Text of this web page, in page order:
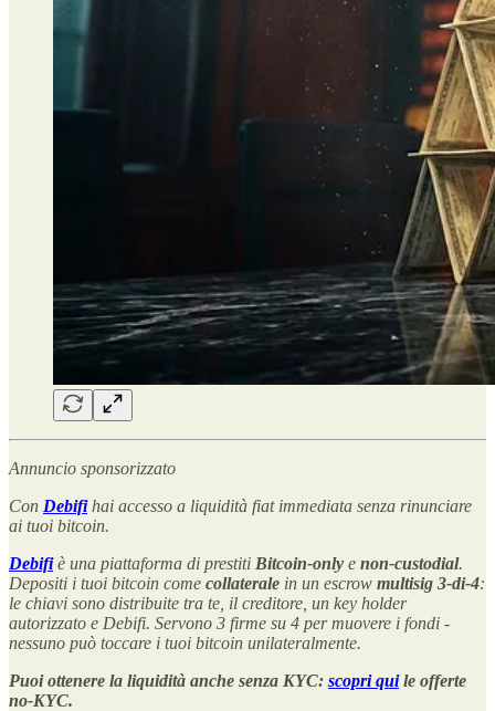
Annuncio sponsorizzato
Con Debifihai accesso a liquidità fiat immediata senza rinunciare
ai tuoi bitcoin.
Debifiè una piattaforma di prestiti Bitcoin-only e non-custodial.
Depositi i tuoi bitcoin come collaterale in un escrow multisig 3-di-4:
le chiavi sono distribuite tra te, il creditore, un key holder
autorizzato e Debifi. Servono 3 firme su 4 per muovere i fondi -
nessuno può toccare i tuoi bitcoin unilateralmente.
Puoi ottenere la liquidità anche senza KYC: scopri quile offerte
no-KYC.